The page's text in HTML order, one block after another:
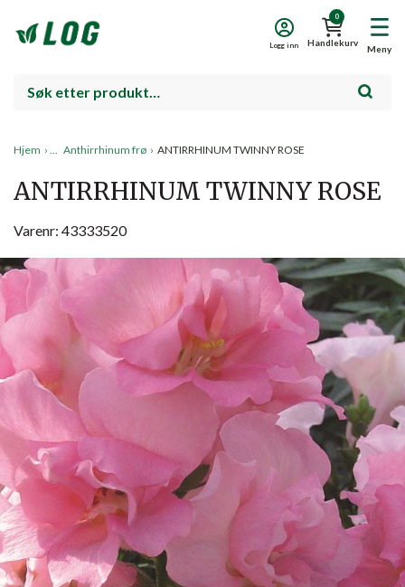
Meny
0
Handlekurv
Logg inn
Hjem › Anthirrhinum frø › ANTIRRHINUM TWINNY ROSE
ANTIRRHINUM TWINNY ROSE
Varenr: 43333520